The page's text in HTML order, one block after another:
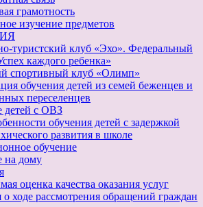
грамотность
изучение предметов
туристский клуб «Эхо». Федеральный
каждого ребенка»
спортивный клуб «Олимп»
обучения детей из семей беженцев и
переселенцев
детей с ОВЗ
обучения детей с задержкой
развития в школе
обучение
на дому
оценка качества оказания услуг
о ходе рассмотрения обращений граждан